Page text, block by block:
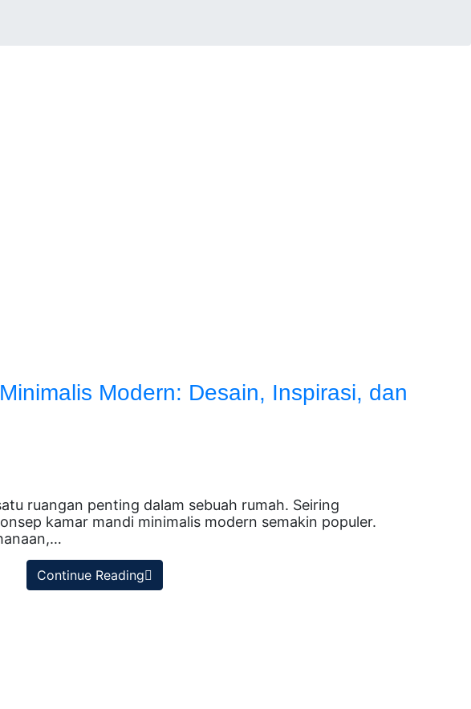
Modern: Desain, Inspirasi, dan
ruangan penting dalam sebuah rumah. Seiring
kamar mandi minimalis modern semakin populer.
Continue Reading